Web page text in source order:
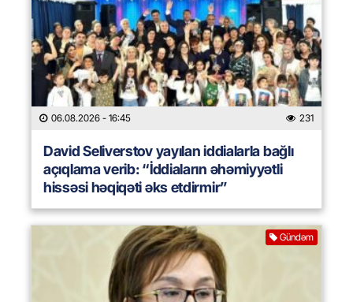
06.08.2026 - 16:45 231
David Seliverstov yayılan iddialarla bağlı
açıqlama verib: “İddiaların əhəmiyyətli
hissəsi həqiqəti əks etdirmir”
Gündəm